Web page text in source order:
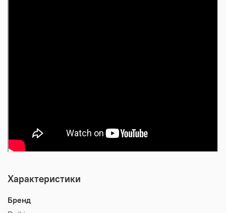
Характеристики
Бренд